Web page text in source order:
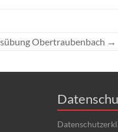
Obertraubenbach →